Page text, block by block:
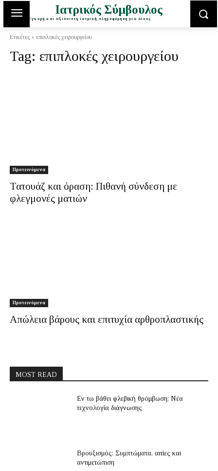
Ιατρικός Σύμβουλος
Έγκυρη και αξιόπιστη ιατρική πληροφόρηση για όλους
Ετικέτες επιπλοκές χειρουργείου
Tag: επιπλοκές χειρουργείου
Προτεινόμενα
Τατουάζ και όραση: Πιθανή σύνδεση με
φλεγμονές ματιών
Προτεινόμενα
Απώλεια βάρους και επιτυχία αρθροπλαστικής
MOST READ
Εν τω βάθει φλεβική θρόμβωση: Νέα
τεχνολογία διάγνωσης
Βρουξισμός: Συμπτώματα, αιτίες και
αντιμετώπιση